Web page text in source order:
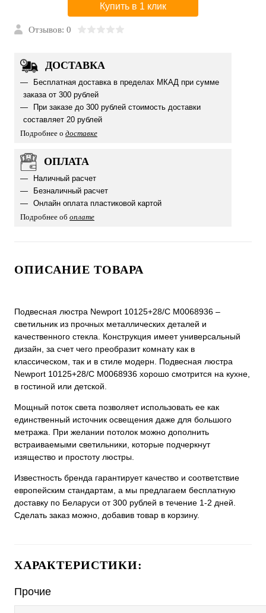
Купить в 1 клик
Отзывов: 0
ДОСТАВКА
Бесплатная доставка в пределах МКАД при сумме
заказа от 300 рублей
При заказе до 300 рублей стоимость доставки
составляет 20 рублей
Подробнее о доставке
ОПЛАТА
Наличный расчет
Безналичный расчет
Онлайн оплата пластиковой картой
Подробнее об оплате
ОПИСАНИЕ ТОВАРА
Подвесная люстра Newport 10125+28/C М0068936 –
светильник из прочных металлических деталей и
качественного стекла. Конструкция имеет универсальный
дизайн, за счет чего преобразит комнату как в
классическом, так и в стиле модерн. Подвесная люстра
Newport 10125+28/C М0068936 хорошо смотрится на кухне,
в гостиной или детской.
Мощный поток света позволяет использовать ее как
единственный источник освещения даже для большого
метража. При желании потолок можно дополнить
встраиваемыми светильники, которые подчеркнут
изящество и простоту люстры.
Известность бренда гарантирует качество и соответствие
европейским стандартам, а мы предлагаем бесплатную
доставку по Беларуси от 300 рублей в течение 1-2 дней.
Сделать заказ можно, добавив товар в корзину.
ХАРАКТЕРИСТИКИ:
Прочие